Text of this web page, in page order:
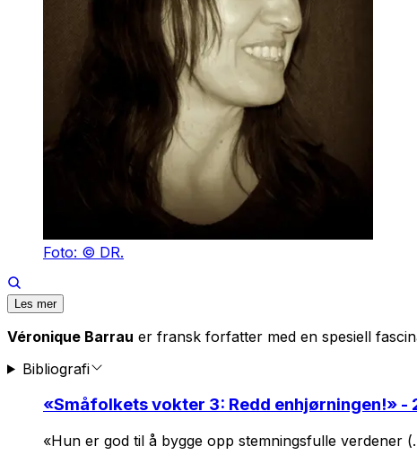
Foto: © DR.
Les mer
Véronique Barrau er fransk forfatter med en spesiell
Bibliografi
«Småfolkets vokter 3: Redd enhjørningen!» -
«Hun er god til å bygge opp stemningsfulle verdener